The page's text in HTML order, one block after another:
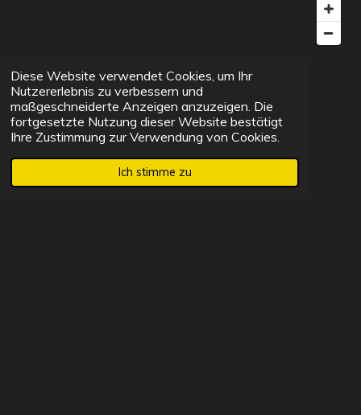
Diese Website verwendet Cookies, um Ihr
Nutzererlebnis zu verbessern und
maßgeschneiderte Anzeigen anzuzeigen. Die
fortgesetzte Nutzung dieser Website bestätigt
Ihre Zustimmung zur Verwendung von Cookies.
Ich stimme zu
Kontakt
Studio TanzLiebe
Hawaiianischer Hula Tanz & Ballett Fitness
Wegscheider Str. 60a